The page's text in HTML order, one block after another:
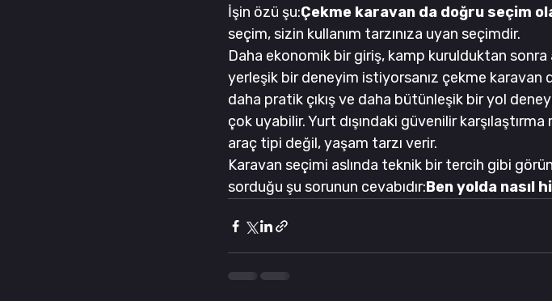
İşin özü şu:Çekme karavan da doğru seçim
seçim, sizin kullanım tarzınıza uyan seçimdir.
Daha ekonomik bir giriş, kamp kurulduktan
yerleşik bir deneyim istiyorsanız çekme karavan
daha pratik çıkış ve daha bütünleşik bir yol
çok uyabilir. Yurt dışındaki güvenilir
araç tipi değil, yaşam tarzı verir.
Karavan seçimi aslında teknik bir tercih gibi
sorduğu şu sorunun cevabıdır:Ben yolda nasıl